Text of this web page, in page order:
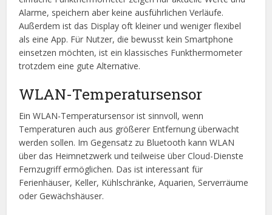
Alarme, speichern aber keine ausführlichen Verläufe.
Außerdem ist das Display oft kleiner und weniger flexibel
als eine App. Für Nutzer, die bewusst kein Smartphone
einsetzen möchten, ist ein klassisches Funkthermometer
trotzdem eine gute Alternative.
WLAN-Temperatursensor
Ein WLAN-Temperatursensor ist sinnvoll, wenn
Temperaturen auch aus größerer Entfernung überwacht
werden sollen. Im Gegensatz zu Bluetooth kann WLAN
über das Heimnetzwerk und teilweise über Cloud-Dienste
Fernzugriff ermöglichen. Das ist interessant für
Ferienhäuser, Keller, Kühlschränke, Aquarien, Serverräume
oder Gewächshäuser.